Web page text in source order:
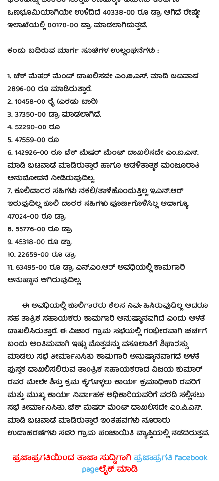
ಒಣಭೂಮಿಯಾಗಿಯೇ ಉಳಿದಿದೆ 40338-00 ರೂ ಡ್ರಾ ಆಗಿದೆ ರೇಷ್ಮೇ
ಇಲಾಖೆಯಲ್ಲಿ 80178-00 ಡ್ರಾ ಮಾಡಲಾಗಿದುತ್ತದೆ.
ಕಂಡು ಬದಿರುವ ಮಾರ್ಗ ಸೂಚಿಗಳ ಉಲ್ಲಂಘನೆಗಳು :
1. ಚೆಕ್ ಮೆಷರ್ ಮೆಂಟ್ ದಾಖಲಿಸದೇ ಎಂ.ಐ.ಎಸ್. ಮಾಡಿ ಬಟವಾಡೆ
2896-00 ರೂ ಮಾಡಿರುತ್ತಾರೆ.
2. 10458-00 ರೈ (ಎರಡು ಬಾರಿ)
3. 37350-00 ಡ್ರಾ ಮಾಡಲಾಗಿದೆ.
4. 52290-00 ರೂ
5. 47559-00 ರೂ
6. 142926-00 ರೂ ಚೆಕ್ ಮೆಷರ್ ಮೆಂಟ್ ದಾಖಲಿಸದೇ ಎಂ.ಐ.ಎಸ್.
ಮಾಡಿ ಬಟವಾಡೆ ಮಾಡಿರುತ್ತಾರೆ ಹಾಗೂ ಆಡಳಿತಾತ್ಮಕ ಮಂಜೂರಾತಿ
ಅನುಮೋದನೆ ನೀಡಿರುವುದಿಲ್ಲ.
7. ಕೂಲಿದಾರರ ಸಹಿಗಳು ನಕಲಿ/ತಾಳೆಹೊಂದುತ್ತಿಲ್ಲ ಇ.ಎನ್.ಆರ್
ಇರುವುದಿಲ್ಲ ಕೂಲಿ ದಾರರ ಸಹಿಗಳು ಪೂರ್ಣಗೊಳಿಸಿಲ್ಲ ಆದಾಗ್ಯೂ
47024-00 ರೂ ಡ್ರಾ
8. 55776-00 ರೂ ಡ್ರಾ
9. 45318-00 ರೂ ಡ್ರಾ
10. 22659-00 ರೂ ಡ್ರಾ
11. 63495-00 ರೂ ಡ್ರಾ ಎನ್.ಎಂ.ಆರ್ ಅವಧಿಯಲ್ಲಿ ಕಾಮಗಾರಿ
ಅನುಷ್ಠಾನ ಆಗಿರುವುದಿಲ್ಲ.
ಈ ಅವಧಿಯಲ್ಲಿ ಕೂಲಿಗಾರರು ಕೆಲಸ ನಿರ್ವಹಿಸಿರುವುದಿಲ್ಲ ಆದರೂ
ಸಹ ತಾತ್ರಿಕ ಸಹಾಯಕರು ಕಾಮಗಾರಿ ಅನುಷ್ಠಾನವಗಿದೆ ಎಂದು ಅಳತೆ
ದಾಖಲಿಸಿರುತ್ತಾರೆ. ಈ ವಿಚಾರ ಗ್ರಾಮ ಸಭೆಯಲ್ಲಿ ಗಂಭೀರವಾಗಿ ಚರ್ಚೆಗೆ
ಬಂದು ಅಂತಿಮವಾಗಿ ಇಷ್ಠು ಮೊತ್ತವನ್ನು ವಸೂಲಾತಿಗೆ ಶಿಫಾರಸ್ಸು
ಮಾಡಲು ಸಭೆ ತೀರ್ಮಾನಿಸಿತು ಕಾಮಗಾರಿ ಅನುಷ್ಠಾನವಾಗದೆ ಅಳತೆ
ಪುಸ್ತಕ ದಾಖಲಿಸಲಿರುವ ತಾಂತ್ರಿಕ ಸಹಾಯಕರಾದ ವಿಜಯ ಕುಮಾರ್
ರವರ ಮೇಲೇ ಶಿಸ್ತು ಕ್ರಮ ಕೈಗೊಳ್ಳಲು ಕಾರ್ಯ ಕ್ರಮಾಧಿಕಾರಿ ರವರಿಗೆ
ಮತ್ತು ಮುಖ್ಯ ಕಾರ್ಯ ನಿರ್ವಾಹಕ ಅಧಿಕಾರಿಯವರಿಗೆ ವರದಿ ಸಲ್ಲಿಸಲು
ಸಭೆ ತೀರ್ಮಾನಿಸಿತು. ಚೆಕ್ ಮೆಷರ್ ಮೆಂಟ್ ದಾಖಲಿಸದೇ ಎಂ.ಪಿ.ಎಸ್.
ಮಾಡಿ ಬಟವಾಡೆ ಮಾಡಿರುತ್ತಾರೆ ಇಂತಹವಗಳು ನೂರಾರು
ಉದಾಹರಣೆಗಳು ಸದರಿ ಗ್ರಾಮ ಪಂಚಾಯಿತಿ ವ್ಯಾಪ್ತಿಯಲ್ಲಿ ನಡೆದಿರುತ್ತವೆ.
ಪ್ರಜಾಪ್ರಗತಿಯಿಂದ ತಾಜಾ ಸುದ್ದಿಗಾಗಿ ಪ್ರಜಾಪ್ರಗತಿ facebook
pageಲೈಕ್ ಮಾಡಿ